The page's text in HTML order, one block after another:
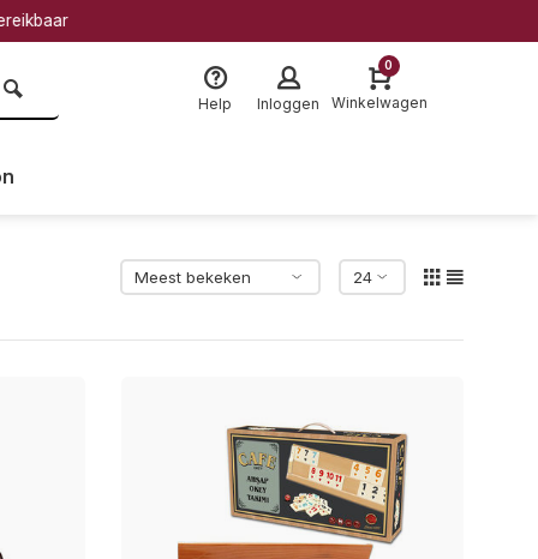
Help Inloggen
0
Winkelwagen